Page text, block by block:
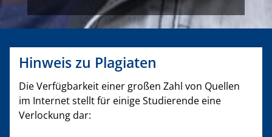
Hinweis zu Plagiaten
Die Verfügbarkeit einer großen Zahl von Quellen
im Internet stellt für einige Studierende eine
Verlockung dar: